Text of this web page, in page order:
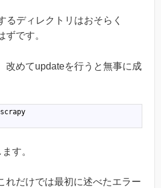
るディレクトリはおそらく
ずです。
改めてupdateを行うと無事に成
scrapy
す。
れだけでは最初に述べたエラー